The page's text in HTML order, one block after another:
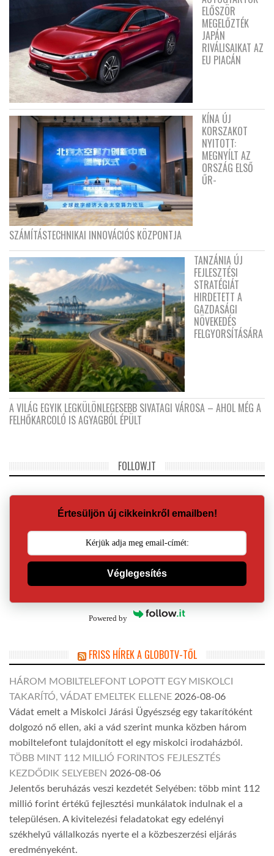
ELŐSZÖR
MEGELŐZTÉK
JAPÁN
RIVÁLISAIKAT AZ
EU PIACÁN
KÍNA ÚJ
KORSZAKOT
NYITOTT:
MEGNYÍLT AZ
ORSZÁG ELSŐ
ŰR-
SZÁMÍTÁSTECHNIKAI INNOVÁCIÓS KÖZPONTJA
TANZÁNIA ÚJ
FEJLESZTÉSI
STRATÉGIÁT
HIRDETETT A
GAZDASÁGI
NÖVEKEDÉS
FELGYORSÍTÁSÁRA
A VILÁG EGYIK LEGKÜLÖNLEGESEBB SIVATAGI VÁROSA – AHOL MÉG A
FELHŐKARCOLÓ IS AGYAGBÓL ÉPÜLT
FOLLOW.IT
Értesüljön új cikkeinkről emailben!
Véglegesítés
Powered by
FRISS HÍREK A GLOBOTV-TŐL
HÁROM MOBILTELEFONT LOPOTT EGY MISKOLCI
TAKARÍTÓ, VÁDAT EMELTEK ELLENE 2026-08-06
Vádat emelt a Miskolci Járási Ügyészség egy takarítóként
dolgozó nő ellen, aki a vád szerint munka közben három
mobiltelefont tulajdonított el egy miskolci irodaházból.
TÖBB MINT 112 MILLIÓ FORINTOS FEJLESZTÉS
KEZDŐDIK SELYEBEN 2026-08-06
Jelentős beruházás veszi kezdetét Selyében: több mint 112
millió forint értékű fejlesztési munkálatok indulnak el a
településen. A kivitelezési feladatokat egy edelényi
székhelyű vállalkozás nyerte el a közbeszerzési eljárás
eredményeként.